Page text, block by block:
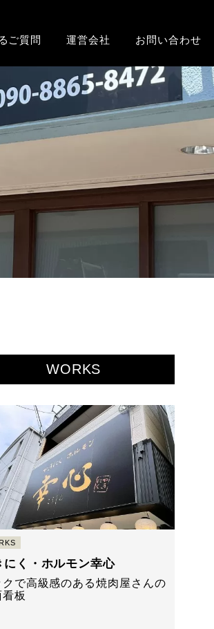
ご質問 運営会社 お問い合わせ
WORKS
にく・ホルモン幸心
クで高級感のある焼肉屋さんの
板